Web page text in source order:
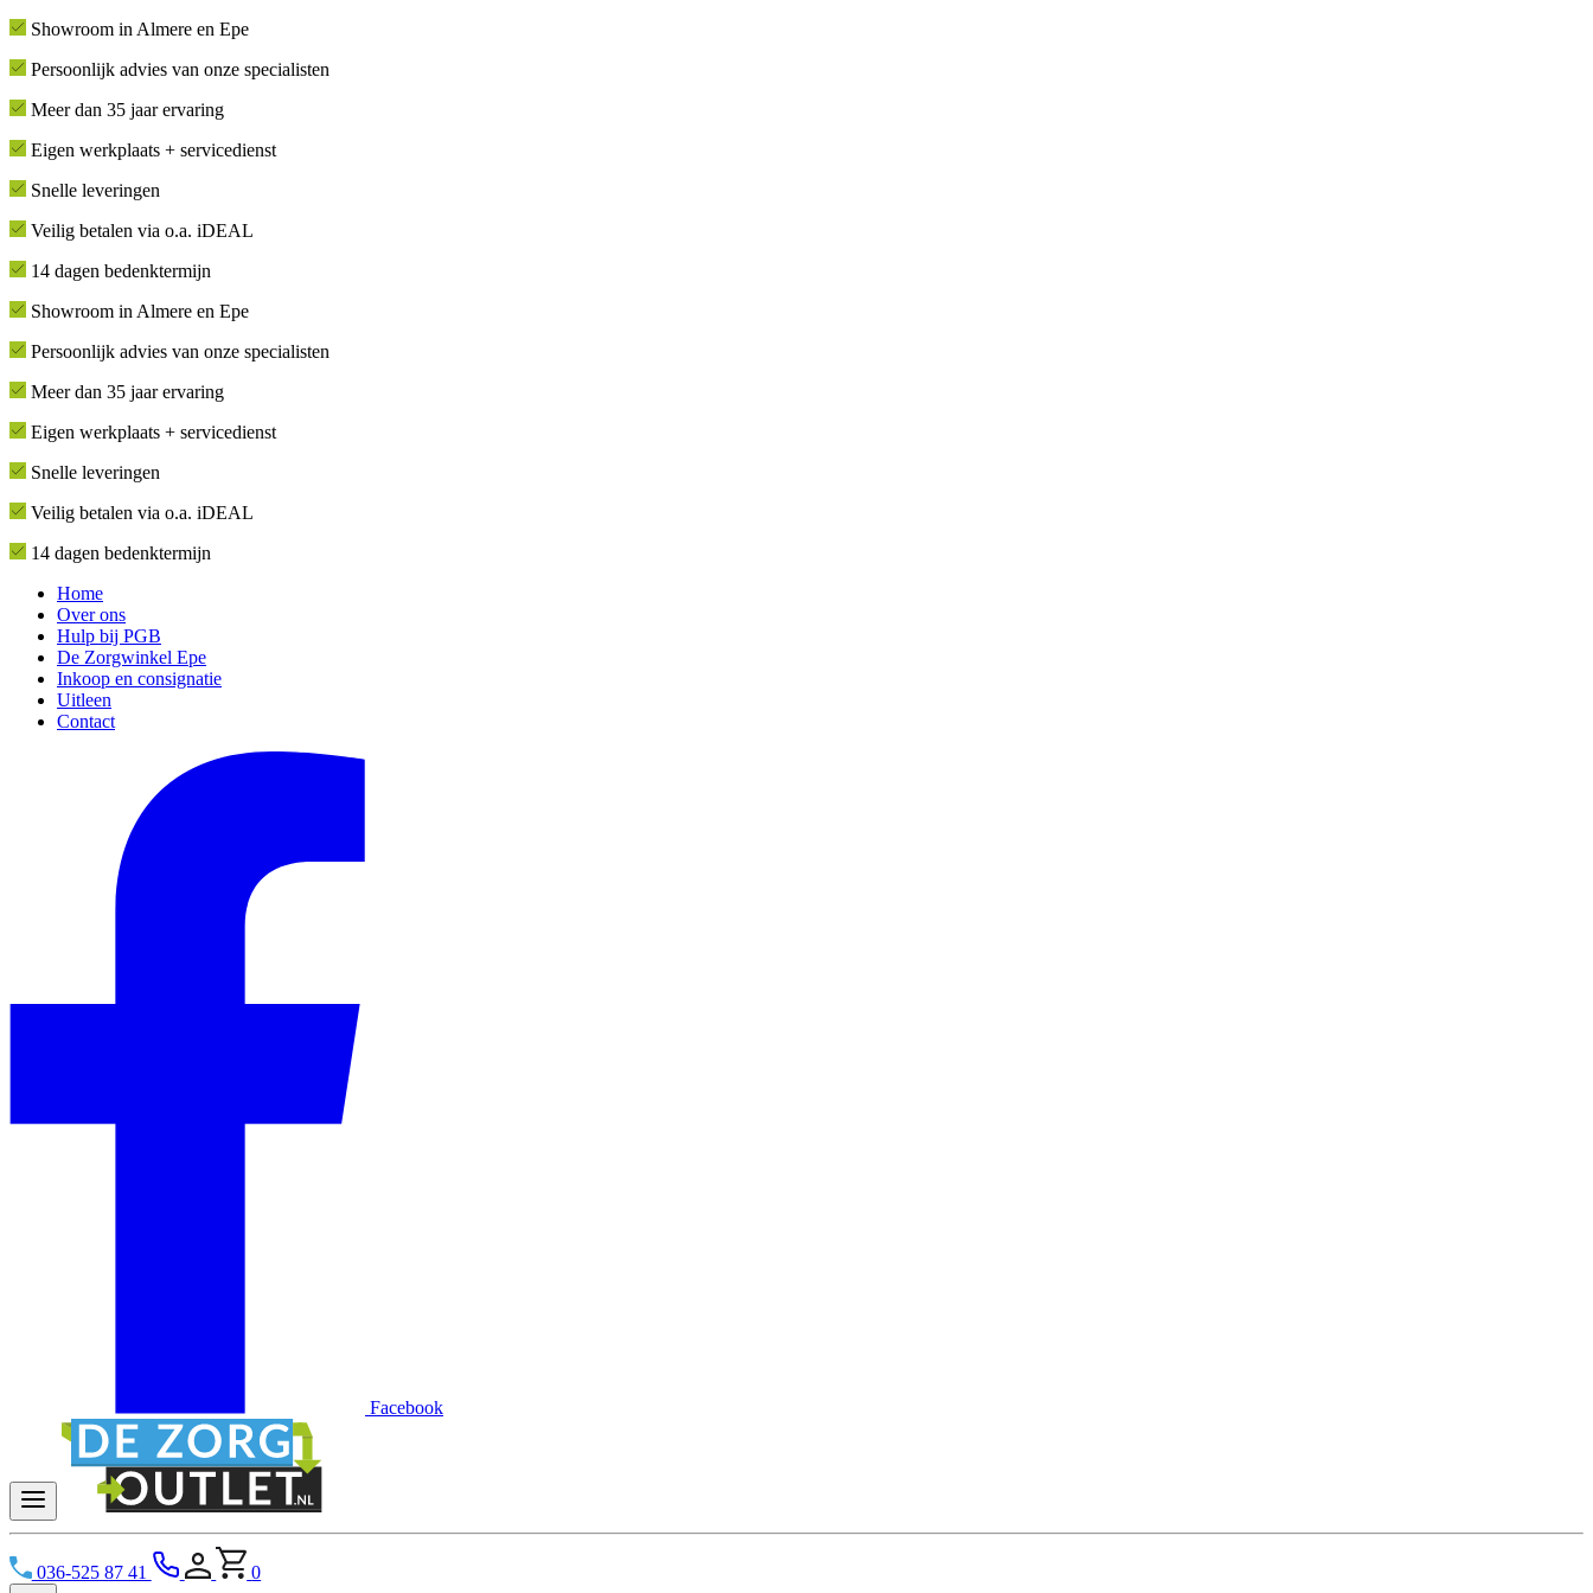
Showroom in Almere en Epe
Persoonlijk advies van onze specialisten
Meer dan 35 jaar ervaring
Eigen werkplaats + servicedienst
Snelle leveringen
Veilig betalen via o.a. iDEAL
14 dagen bedenktermijn
Showroom in Almere en Epe
Persoonlijk advies van onze specialisten
Meer dan 35 jaar ervaring
Eigen werkplaats + servicedienst
Snelle leveringen
Veilig betalen via o.a. iDEAL
14 dagen bedenktermijn
Home
Over ons
Hulp bij PGB
De Zorgwinkel Epe
Inkoop en consignatie
Uitleen
Contact
Facebook
036-525 87 41 0